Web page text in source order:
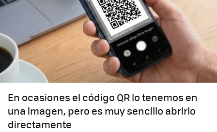
En ocasiones el código QR lo tenemos en
una imagen, pero es muy sencillo abrirlo
directamente